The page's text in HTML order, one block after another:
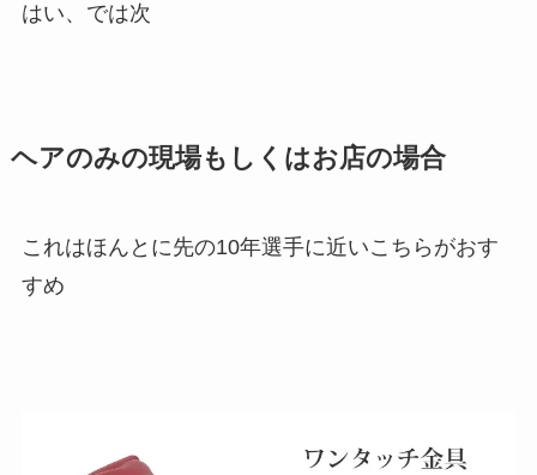
はい、では次
ヘアのみの現場もしくはお店の場合
これはほんとに先の10年選手に近いこちらがおす
すめ